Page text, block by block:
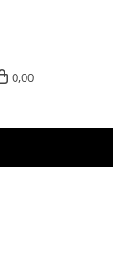
0,00